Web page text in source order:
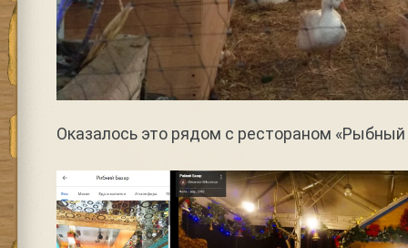
Оказалось это рядом с рестораном «Рыбный